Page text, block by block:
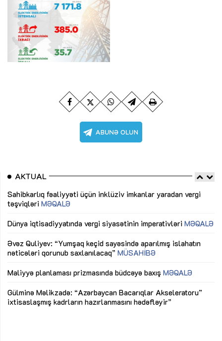
AKTUAL
Sahibkarlıq fəaliyyəti üçün inklüziv imkanlar yaradan vergi
təşviqləri MƏQALƏ
Dünya iqtisadiyyatında vergi siyasətinin imperativləri MƏQALƏ
Əvəz Quliyev: “Yumşaq keçid sayəsində aparılmış islahatın
nəticələri qorunub saxlanılacaq” MÜSAHİBƏ
Maliyyə planlaması prizmasında büdcəyə baxış MƏQALƏ
Gülminə Məlikzadə: “Azərbaycan Bacarıqlar Akseleratoru”
ixtisaslaşmış kadrların hazırlanmasını hədəfləyir”